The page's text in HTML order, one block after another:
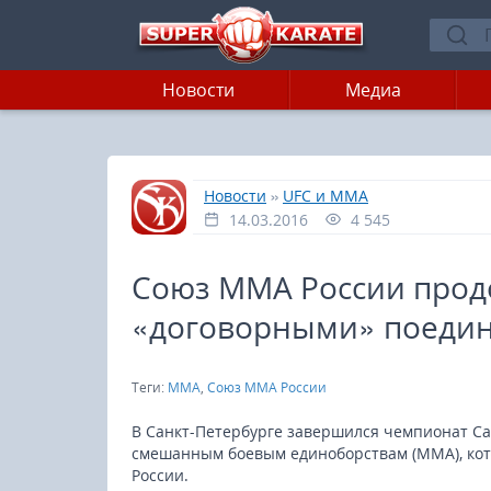
Новости Медиа
Главная
»
Новости » UFC и MMA
14.03.2016
4 545
Союз ММА России
«договорными»
Теги: ММА, Союз ММА России
В Санкт-Петербурге завершился чемпионат
смешанным боевым единоборствам (ММА),
России.